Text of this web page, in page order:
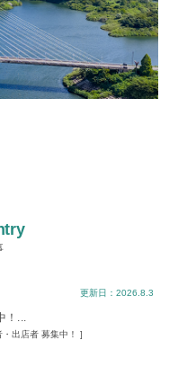
...
出店者 募集中！ ]
更新日：2026.8.3